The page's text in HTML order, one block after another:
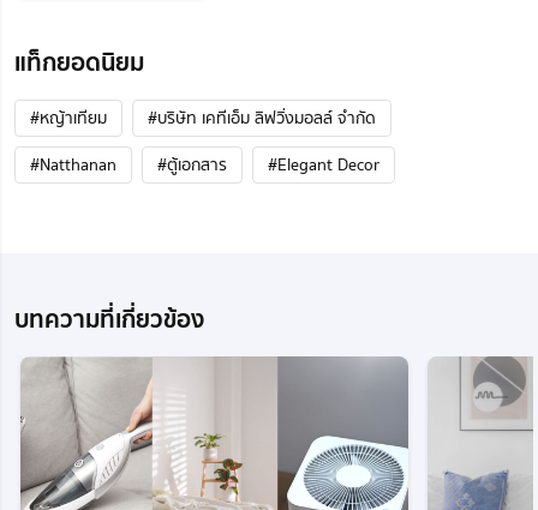
แท็กยอดนิยม
#หญ้าเทียม
#บริษัท เคทีเอ็ม ลิฟวิ่งมอลล์ จำกัด
#Natthanan
#ตู้เอกสาร #Elegant Decor
บทความที่เกี่ยวข้อง